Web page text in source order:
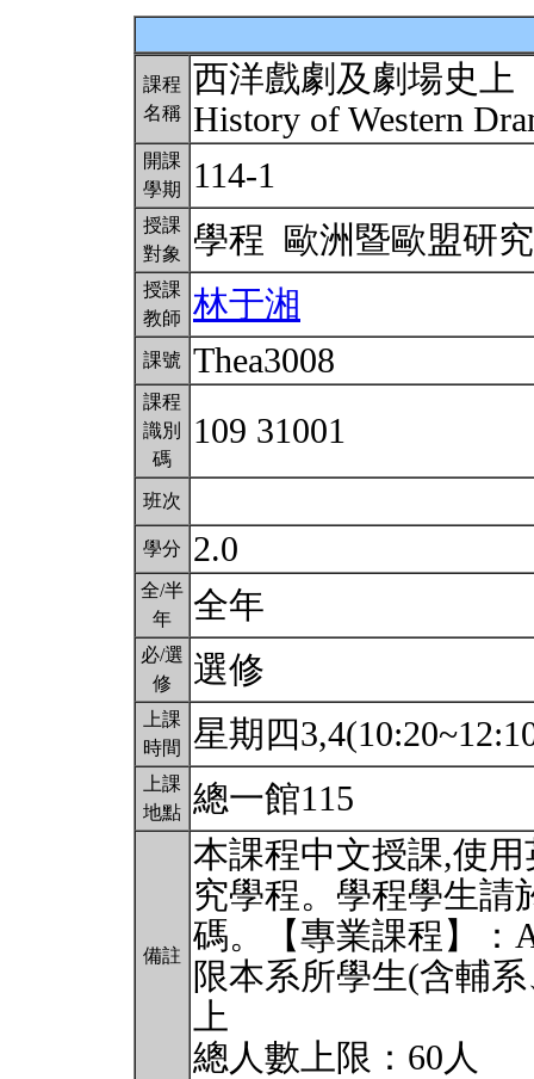
課程
名稱
西洋戲劇及劇場史上
History of Western
開課
學期
114-1
授課
對象
學程 歐洲暨歐盟研
授課
教師
林于湘
課號 Thea3008
課程
識別
碼
109 31001
班次
學分 2.0
全/半
年
全年
必/選
修
選修
上課
時間
星期四
上課
地點 總一館115
備註
本課程中文授課,使
究學程。學程學生請
碼。【專業課程】：
限本系所學生(含輔
上
總人數上限：60人